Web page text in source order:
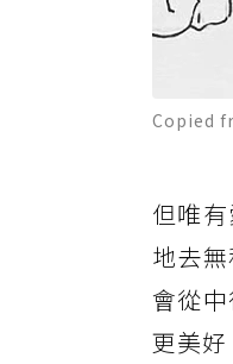
Copied
但唯
地去
會從
更美好